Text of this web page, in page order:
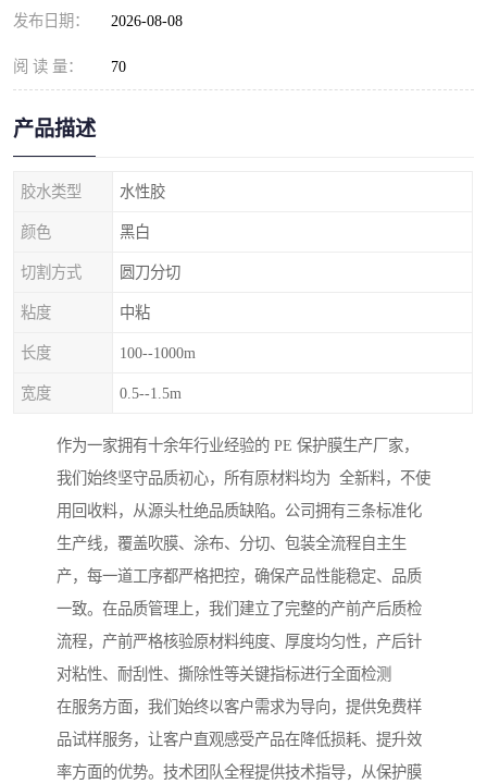
发布日期： 2026-08-08
阅 读 量： 70
产品描述
胶水类型 水性胶
颜色 黑白
切割方式 圆刀分切
粘度 中粘
长度 100--1000m
宽度 0.5--1.5m
作为一家拥有十余年行业经验的 PE 保护膜生产厂家，
我们始终坚守品质初心，所有原材料均为 全新料，不使
用回收料，从源头杜绝品质缺陷。公司拥有三条标准化
生产线，覆盖吹膜、涂布、分切、包装全流程自主生
产，每一道工序都严格把控，确保产品性能稳定、品质
一致。在品质管理上，我们建立了完整的产前产后质检
流程，产前严格核验原材料纯度、厚度均匀性，产后针
对粘性、耐刮性、撕除性等关键指标进行全面检测
在服务方面，我们始终以客户需求为导向，提供免费样
品试样服务，让客户直观感受产品在降低损耗、提升效
率方面的优势。技术团队全程提供技术指导，从保护膜